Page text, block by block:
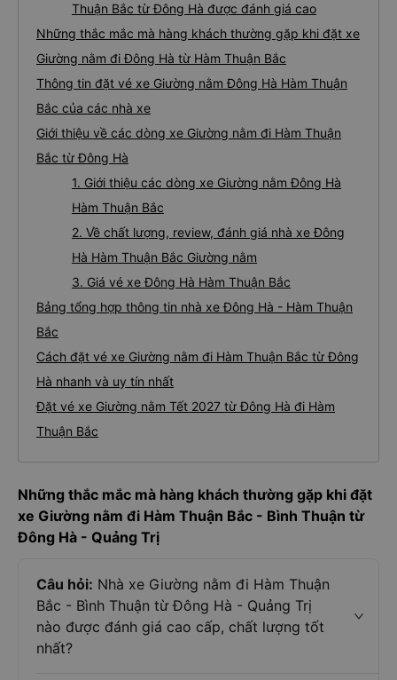
Thuận Bắc từ Đông Hà được đánh giá cao
Những thắc mắc mà hàng khách thường gặp khi đặt xe
Giường nằm đi Đông Hà từ Hàm Thuận Bắc
Thông tin đặt vé xe Giường nằm Đông Hà Hàm Thuận
Bắc của các nhà xe
Giới thiệu về các dòng xe Giường nằm đi Hàm Thuận
Bắc từ Đông Hà
1. Giới thiệu các dòng xe Giường nằm Đông Hà
Hàm Thuận Bắc
2. Về chất lượng, review, đánh giá nhà xe Đông
Hà Hàm Thuận Bắc Giường nằm
3. Giá vé xe Đông Hà Hàm Thuận Bắc
Bảng tổng hợp thông tin nhà xe Đông Hà - Hàm Thuận
Bắc
Cách đặt vé xe Giường nằm đi Hàm Thuận Bắc từ Đông
Hà nhanh và uy tín nhất
Đặt vé xe Giường nằm Tết 2027 từ Đông Hà đi Hàm
Thuận Bắc
Những thắc mắc mà hàng khách thường gặp khi đặt
xe Giường nằm đi Hàm Thuận Bắc - Bình Thuận từ
Đông Hà - Quảng Trị
Câu hỏi: Nhà xe Giường nằm đi Hàm Thuận
Bắc - Bình Thuận từ Đông Hà - Quảng Trị
nào được đánh giá cao cấp, chất lượng tốt
nhất?